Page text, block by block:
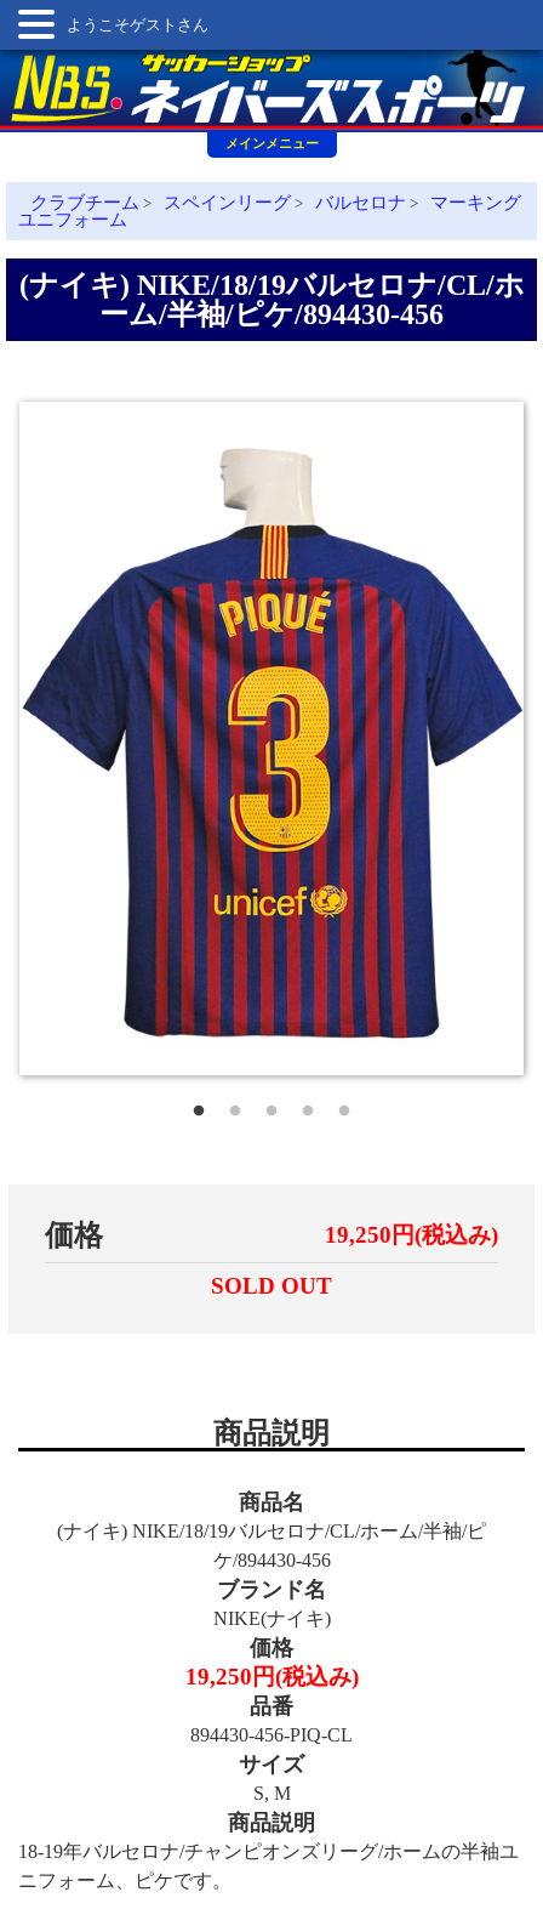
メインメニュー
ようこそゲストさん
クラブチーム > スペインリーグ > バルセロナ >
マーキング
ユニフォーム
(ナイキ) NIKE/18/19バルセロナ/CL/ホ
ーム/半袖/ピケ/894430-456
価格
19,250円(税込み)
SOLD OUT
商品説明
商品名
(ナイキ) NIKE/18/19バルセロナ/CL/ホーム/半袖/ピ
ケ/894430-456
ブランド名
NIKE(ナイキ)
価格
19,250円(税込み)
品番
894430-456-PIQ-CL
サイズ
S, M
商品説明
18-19年バルセロナ/チャンピオンズリーグ/ホームの半袖ユ
ニフォーム、ピケです。